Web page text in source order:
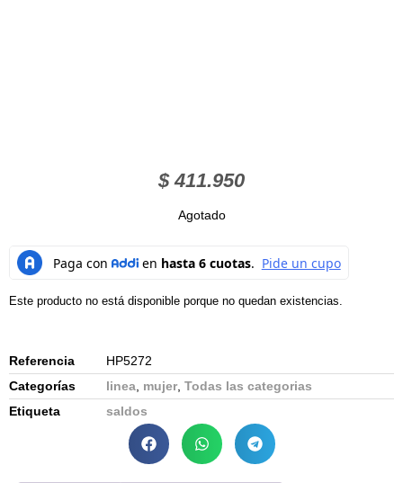
$411.950
Agotado
Este producto no está disponible porque no quedan existencias.
Referencia
HP5272
Categorías
linea, mujer, Todas las categorias
Etiqueta
saldos